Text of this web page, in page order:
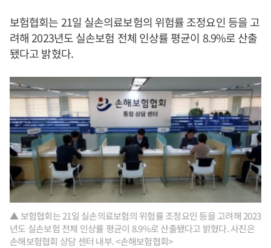
보험협회는 21일 실손의료보험의 위험률 조정요인 등을 고
려해 2023년도 실손보험 전체 인상률 평균이 8.9%로 산출
됐다고 밝혔다.
▲ 보험협회는 21일 실손의료보험의 위험률 조정요인 등을 고려해 2023
년도 실손보험 전체 인상률 평균이 8.9%로 산출됐다고 밝혔다. 사진은
손해보험협회 상담 센터 내부. <손해보험협회>